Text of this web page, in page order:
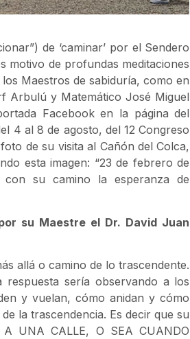
de ‘caminar’ por el Sendero
motivo de profundas meditaciones
Maestros de sabiduría, como en
Arbulú y Matemático José Miguel
Facebook en la página del
4 al 8 de agosto, del 12 Congreso
de su visita al Cañón del Colca,
esta imagen: “23 de febrero de
su camino la esperanza de
su Maestre el Dr. David Juan
allá o camino de lo trascendente.
sería observando a los
y vuelan, cómo anidan y cómo
la trascendencia. Es decir que su
UNA CALLE, O SEA CUANDO